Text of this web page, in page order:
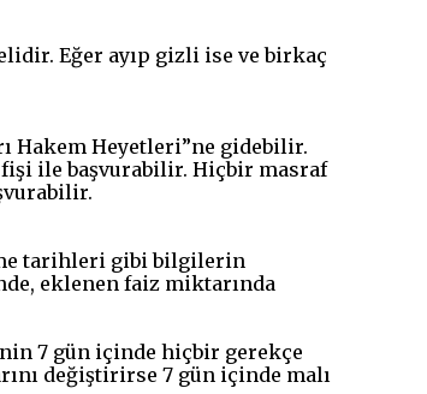
Eğer ayıp gizli ise ve birkaç
Hakem Heyetleri”ne gidebilir.
fişi ile başvurabilir. Hiçbir masraf
tarihleri gibi bilgilerin
eklenen faiz miktarında
7 gün içinde hiçbir gerekçe
değiştirirse 7 gün içinde malı